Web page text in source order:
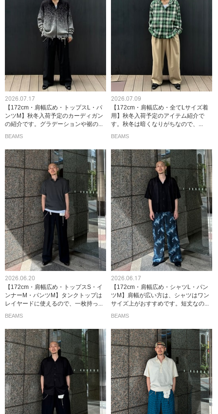
2026.07.17
【172cm・肩幅広め・トップスL・パ
ンツM】秋冬入荷予定のカーディガン
の紹介です。グラデーションや裾の...
BEAMS
2026.07.09
【172cm・肩幅広め・全てLサイズ着
用】秋冬入荷予定のアイテム紹介で
す。秋冬は暗くなりがちなので、...
BEAMS
2026.06.20
【172cm・肩幅広め・トップスS・イ
ンナーM・パンツM】タンクトップは
レイヤードに使えるので、一枚持っ...
BEAMS
2026.06.17
【172cm・肩幅広め・シャツL・パン
ツM】肩幅が広い方は、シャツはワン
サイズ上がおすすめです。短丈なの...
BEAMS